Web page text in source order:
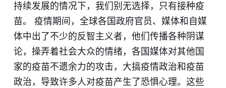
持续发展的情况下，我们别无选择，只有接种疫
苗。 疫情期间，全球各国政府官员、媒体和自媒
体中出了不少的反智主义者，他们传播各种阴谋
论，操弄着社会大众的情绪，各国媒体对其他国
家的疫苗不遗余力的攻击，大搞疫情政治和疫苗
政治，导致许多人对疫苗产生了恐惧心理。这些